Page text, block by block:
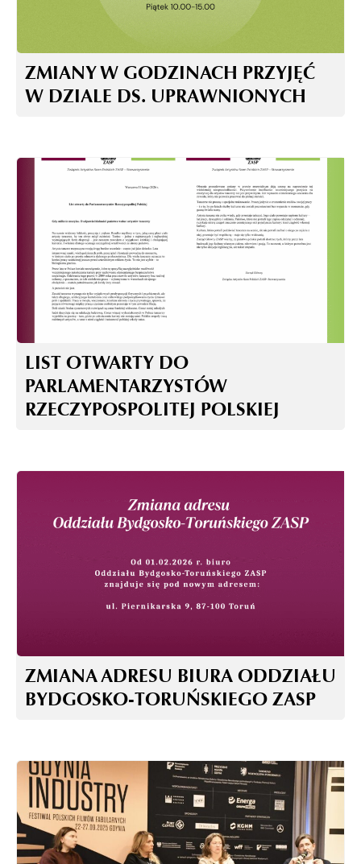
ZMIANY W GODZINACH PRZYJĘĆ
W DZIALE DS. UPRAWNIONYCH
LIST OTWARTY DO
PARLAMENTARZYSTÓW
RZECZYPOSPOLITEJ POLSKIEJ
ZMIANA ADRESU BIURA ODDZIAŁU
BYDGOSKO-TORUŃSKIEGO ZASP